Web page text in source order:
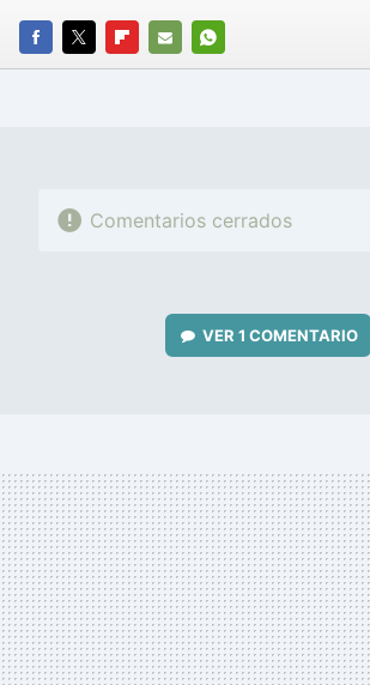
FACEBOOK
TWITTERFLIPBOARD
E-
WHATSAPP
Comentarios cerrados
VER 1 COMENTARIO